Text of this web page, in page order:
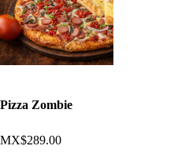
Pizza Zombie
MX$289.00